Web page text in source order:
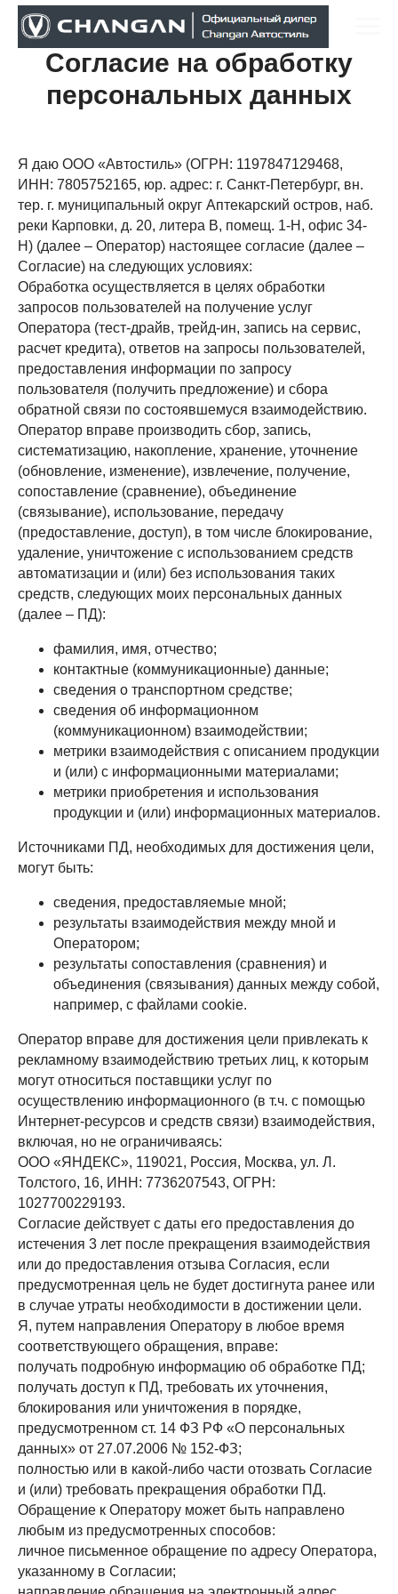
Согласие на обработку
персональных данных
Я даю ООО «Автостиль» (ОГРН: 1197847129468,
ИНН: 7805752165, юр. адрес: г. Санкт-Петербург, вн.
тер. г. муниципальный округ Аптекарский остров, наб.
реки Карповки, д. 20, литера В, помещ. 1-Н, офис 34-
Н) (далее – Оператор) настоящее согласие (далее –
Согласие) на следующих условиях:
Обработка осуществляется в целях обработки
запросов пользователей на получение услуг
Оператора (тест-драйв, трейд-ин, запись на сервис,
расчет кредита), ответов на запросы пользователей,
предоставления информации по запросу
пользователя (получить предложение) и сбора
обратной связи по состоявшемуся взаимодействию.
Оператор вправе производить сбор, запись,
систематизацию, накопление, хранение, уточнение
(обновление, изменение), извлечение, получение,
сопоставление (сравнение), объединение
(связывание), использование, передачу
(предоставление, доступ), в том числе блокирование,
удаление, уничтожение с использованием средств
автоматизации и (или) без использования таких
средств, следующих моих персональных данных
(далее – ПД):
фамилия, имя, отчество;
контактные (коммуникационные) данные;
сведения о транспортном средстве;
сведения об информационном
(коммуникационном) взаимодействии;
метрики взаимодействия с описанием продукции
и (или) с информационными материалами;
метрики приобретения и использования
продукции и (или) информационных материалов.
Источниками ПД, необходимых для достижения цели,
могут быть:
сведения, предоставляемые мной;
результаты взаимодействия между мной и
Оператором;
результаты сопоставления (сравнения) и
объединения (связывания) данных между собой,
например, с файлами cookie.
Оператор вправе для достижения цели привлекать к
рекламному взаимодействию третьих лиц, к которым
могут относиться поставщики услуг по
осуществлению информационного (в т.ч. с помощью
Интернет-ресурсов и средств связи) взаимодействия,
включая, но не ограничиваясь:
ООО «ЯНДЕКС», 119021, Россия, Москва, ул. Л.
Толстого, 16, ИНН: 7736207543, ОГРН:
1027700229193.
Согласие действует с даты его предоставления до
истечения 3 лет после прекращения взаимодействия
или до предоставления отзыва Согласия, если
предусмотренная цель не будет достигнута ранее или
в случае утраты необходимости в достижении цели.
Я, путем направления Оператору в любое время
соответствующего обращения, вправе:
получать подробную информацию об обработке ПД;
получать доступ к ПД, требовать их уточнения,
блокирования или уничтожения в порядке,
предусмотренном ст. 14 ФЗ РФ «О персональных
данных» от 27.07.2006 № 152-ФЗ;
полностью или в какой-либо части отозвать Согласие
и (или) требовать прекращения обработки ПД.
Обращение к Оператору может быть направлено
любым из предусмотренных способов:
личное письменное обращение по адресу Оператора,
указанному в Согласии;